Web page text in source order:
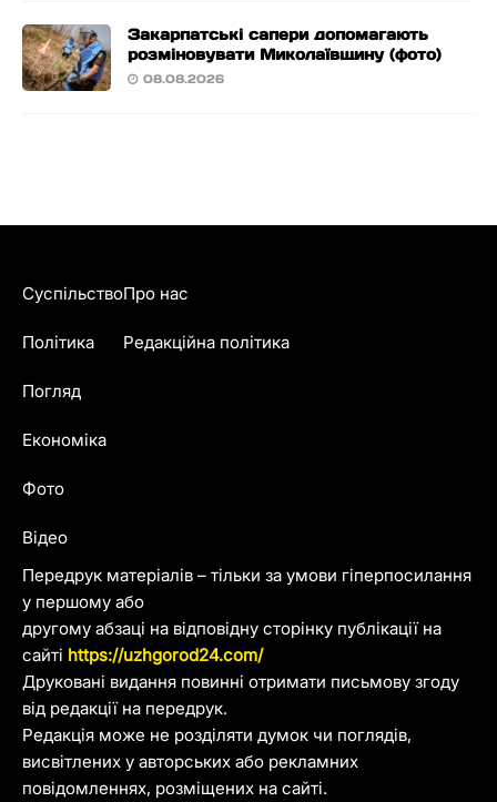
Закарпатські сапери допомагають
розміновувати Миколаївщину (фото)
08.08.2026
Передрук матеріалів – тільки за умови гіперпосилання
у першому або
другому абзаці на відповідну сторінку публікації на
сайті https://uzhgorod24.com/
Друковані видання повинні отримати письмову згоду
від редакції на передрук.
Редакція може не розділяти думок чи поглядів,
висвітлених у авторських або рекламних
повідомленнях, розміщених на сайті.
Суспільство
Політика
Погляд
Економіка
Фото
Відео
Про нас
Редакційна політика